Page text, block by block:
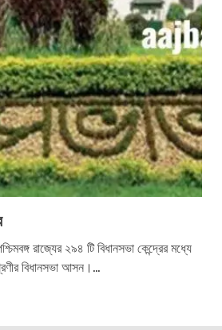
রাজ্যের ২৯৪ টি বিধানসভা কেন্দ্রের মধ্যে
বিধানসভা আসন।...